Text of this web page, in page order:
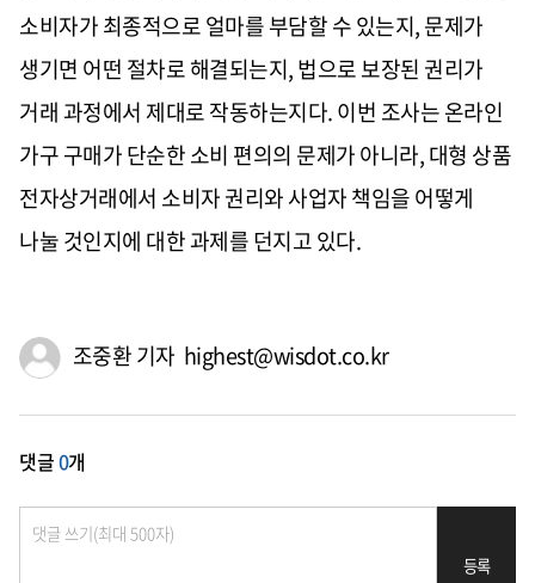
소비자가 최종적으로 얼마를 부담할 수 있는지, 문제가
생기면 어떤 절차로 해결되는지, 법으로 보장된 권리가
거래 과정에서 제대로 작동하는지다. 이번 조사는 온라인
가구 구매가 단순한 소비 편의의 문제가 아니라, 대형 상품
전자상거래에서 소비자 권리와 사업자 책임을 어떻게
나눌 것인지에 대한 과제를 던지고 있다.
조중환 기자 highest@wisdot.co.kr
댓글0개
등록